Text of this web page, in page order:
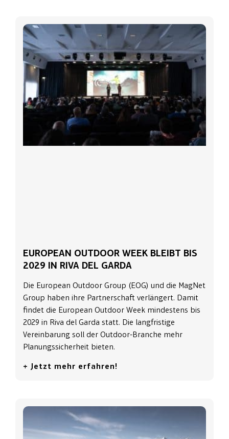
EUROPEAN OUTDOOR WEEK BLEIBT BIS
2029 IN RIVA DEL GARDA
Die European Outdoor Group (EOG) und die MagNet
Group haben ihre Partnerschaft verlängert. Damit
findet die European Outdoor Week mindestens bis
2029 in Riva del Garda statt. Die langfristige
Vereinbarung soll der Outdoor-Branche mehr
Planungssicherheit bieten.
+ Jetzt mehr erfahren!